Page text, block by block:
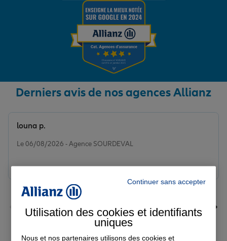
Derniers avis de nos agences Allianz
Le 06/08/2026 - Agence SOURDEVAL
louna p.
Continuer sans accepter
Utilisation des cookies et identifiants
uniques
Nous et nos partenaires utilisons des cookies et